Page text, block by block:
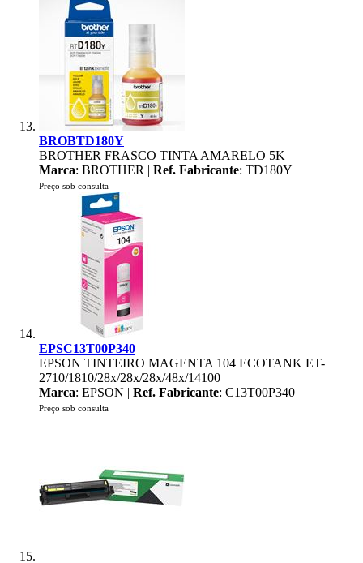
BROBTD180Y
BROTHER FRASCO TINTA AMARELO 5K
Marca: BROTHER | Ref. Fabricante: TD180Y
Preço sob consulta
EPSC13T00P340
EPSON TINTEIRO MAGENTA 104 ECOTANK ET-
2710/1810/28x/28x/28x/48x/14100
Marca: EPSON | Ref. Fabricante: C13T00P340
Preço sob consulta